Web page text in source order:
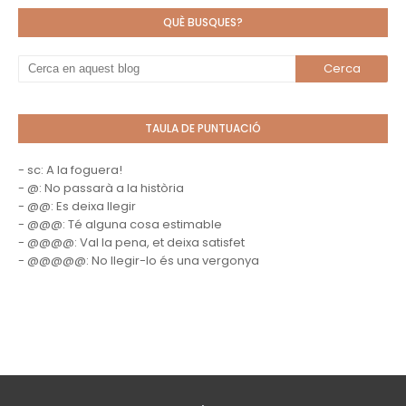
QUÈ BUSQUES?
TAULA DE PUNTUACIÓ
- sc: A la foguera!
- @: No passarà a la història
- @@: Es deixa llegir
- @@@: Té alguna cosa estimable
- @@@@: Val la pena, et deixa satisfet
- @@@@@: No llegir-lo és una vergonya